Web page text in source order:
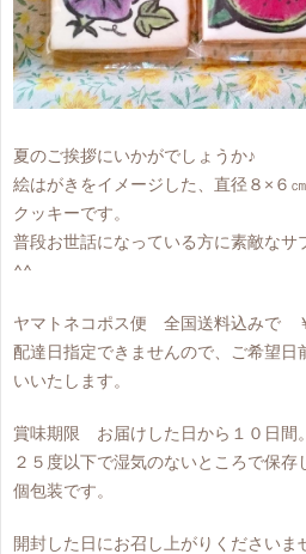
夏のご挨拶にいかがでしょうか♪
絵はがきをイメージした、直径８×６
クッキーです。
普段お世話になっている方に素敵なサ
^^
ヤマトネコポス便 全国送料込みで
配達日指定できませんので、ご希望日
いいたします。
賞味期限 お届けした日から１０日間。
２５度以下で湿気のないところで保存
個包装です。
開封した日にお召し上がりくださいま